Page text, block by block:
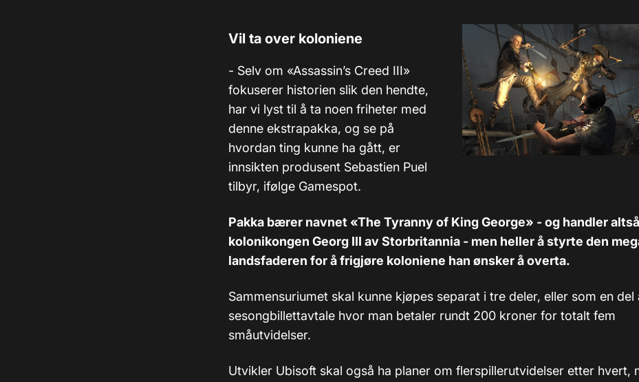
Vil ta over koloniene
- Selv om «Assassin’s Creed III»
fokuserer historien slik den hendte,
har vi lyst til å ta noen friheter med
denne ekstrapakka, og se på
hvordan ting kunne ha gått, er
innsikten produsent Sebastien Puel
tilbyr, ifølge Gamespot.
Pakka bærer navnet «The Tyranny of King George» - og handler
kolonikongen Georg III av Storbritannia - men heller å styrte den
landsfaderen for å frigjøre koloniene han ønsker å overta.
Sammensuriumet skal kunne kjøpes separat i tre deler, eller som en del
sesongbillettavtale hvor man betaler rundt 200 kroner for totalt fem
småutvidelser.
Utvikler Ubisoft skal også ha planer om flerspillerutvidelser etter hvert,